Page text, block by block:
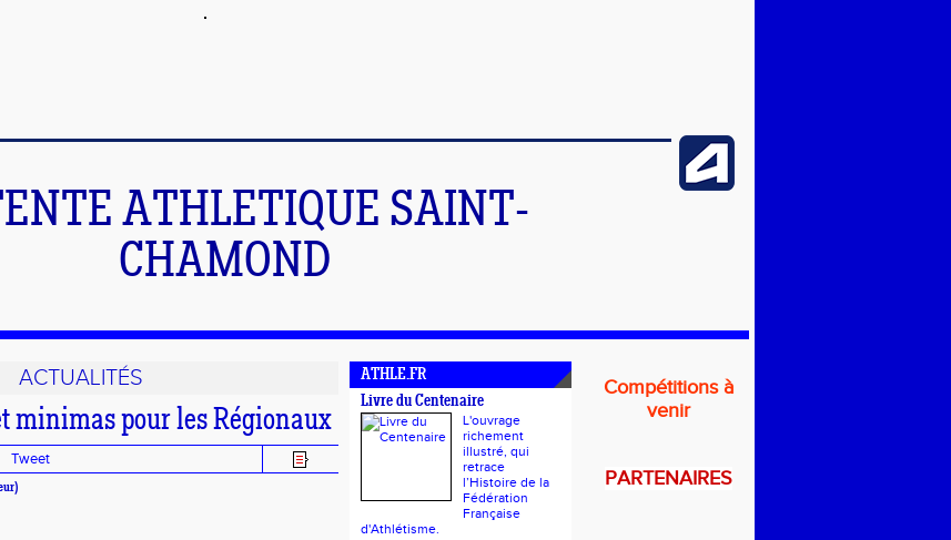
ATHLETIQUE SAINT-
CHAMOND
ACTUALITÉS
minimas pour les Régionaux
Tweet
ATHLE.FR
Livre du Centenaire
L'ouvrage
richement
illustré, qui
retrace
l’Histoire de la
Fédération
Française
d'Athlétisme.
Compétitions à
venir
PARTENAIRES